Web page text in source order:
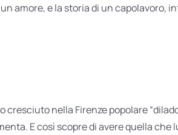
amore, e la storia di un capolavoro,
nella Firenze popolare
E così scopre di avere quella che